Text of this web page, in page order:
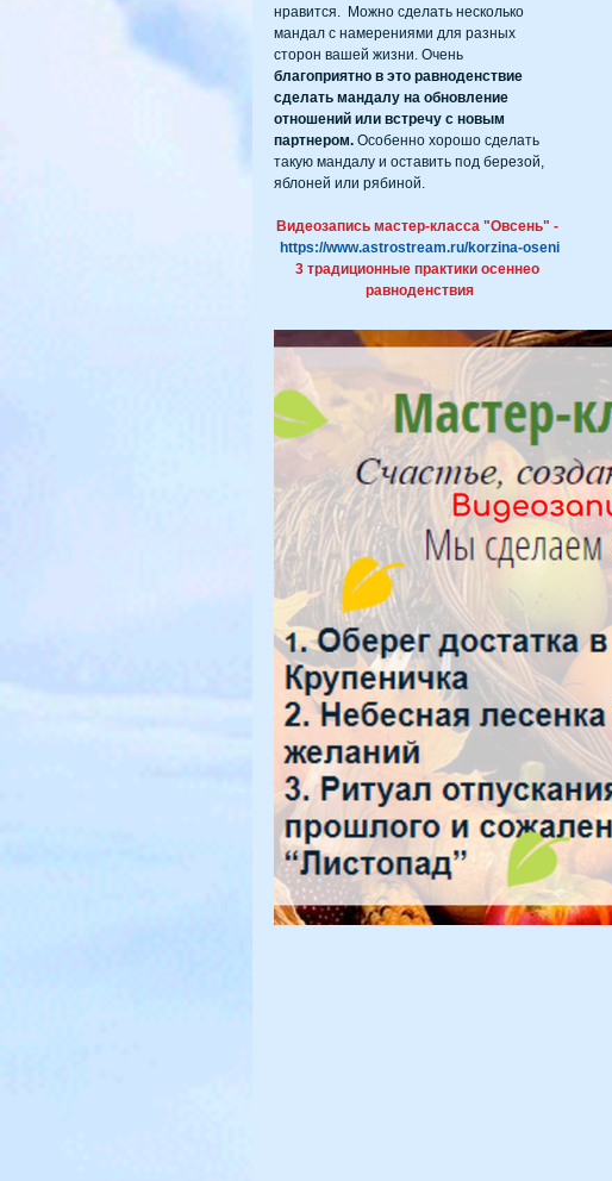
нравится.  Можно сделать несколько
мандал с намерениями для разных
сторон вашей жизни. Очень
благоприятно в это равноденствие
сделать мандалу на обновление
отношений или встречу с новым
партнером. Особенно хорошо сделать
такую мандалу и оставить под березой,
яблоней или рябиной.
Видеозапись мастер-класса "Овсень" -
https://www.astrostream.ru/korzina-oseni
3 традиционные практики осеннео
равноденствия